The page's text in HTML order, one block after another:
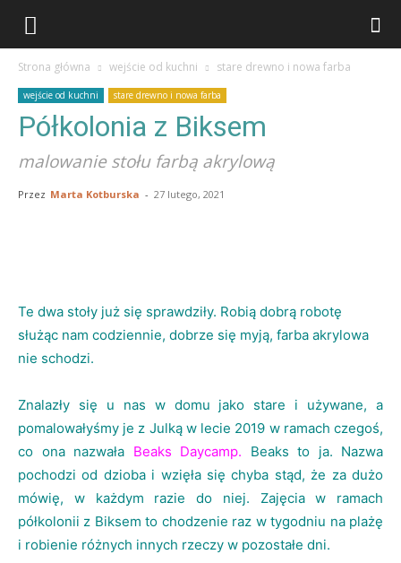
wszystkiego
Strona główna wejście od kuchni stare drewno i nowa farba
wejście od kuchni stare drewno i nowa farba
Półkolonia z Biksem
malowanie stołu farbą akrylową
Przez Marta Kotburska - 27 lutego, 2021
Te dwa stoły już się sprawdziły. Robią dobrą robotę
służąc nam codziennie, dobrze się myją, farba akrylowa
nie schodzi.
Znalazły się u nas w domu jako stare i używane, a
pomalowałyśmy je z Julką w lecie 2019 w ramach czegoś,
co ona nazwała Beaks Daycamp. Beaks to ja. Nazwa
pochodzi od dzioba i wzięła się chyba stąd, że za dużo
mówię, w każdym razie do niej. Zajęcia w ramach
półkolonii z Biksem to chodzenie raz w tygodniu na plażę
i robienie różnych innych rzeczy w pozostałe dni.